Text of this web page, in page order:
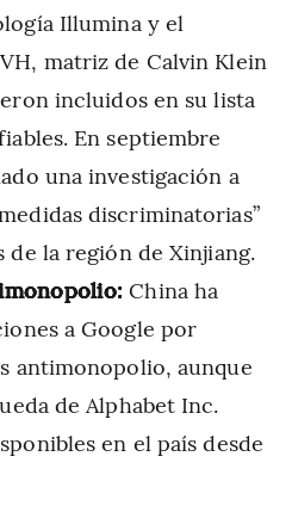
Illumina y el
matriz de Calvin Klein
incluidos en su lista
En septiembre
una investigación a
discriminatorias”
la región de Xinjiang.
China ha
a Google por
antimonopolio, aunque
de Alphabet Inc.
en el país desde